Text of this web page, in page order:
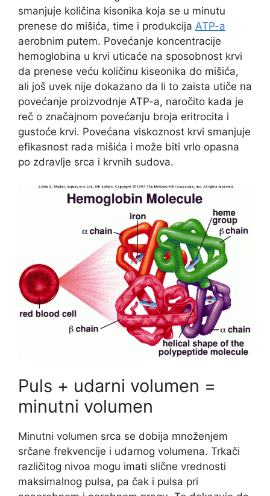
smanjuje količina kisonika koja se u minutu
prenese do mišića, time i produkcija ATP-a
aerobnim putem. Povećanje koncentracije
hemoglobina u krvi uticaće na sposobnost krvi
da prenese veću količinu kiseonika do mišića,
ali još uvek nije dokazano da li to zaista utiče na
povećanje proizvodnje ATP-a, naročito kada je
reč o značajnom povećanju broja eritrocita i
gustoće krvi. Povećana viskoznost krvi smanjuje
efikasnost rada mišića i može biti vrlo opasna
po zdravlje srca i krvnih sudova.
Puls + udarni volumen =
minutni volumen
Minutni volumen srca se dobija množenjem
srčane frekvencije i udarnog volumena. Trkači
različitog nivoa mogu imati slične vrednosti
maksimalnog pulsa, pa čak i pulsa pri